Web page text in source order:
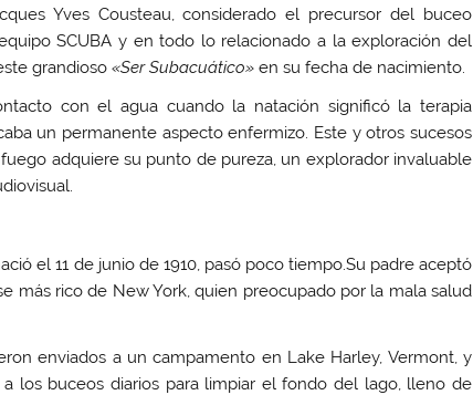
Yves Cousteau, considerado el precursor del buceo
SCUBA y en todo lo relacionado a la exploración del
grandioso«Ser Subacuático» en su fecha de nacimiento.
con el agua cuando la natación significó la terapia
un permanente aspecto enfermizo. Este y otros sucesos
adquiere su punto de pureza, un explorador invaluable
el 11 de junio de 1910, pasó poco tiempo.Su padre aceptó
más rico de New York, quien preocupado por la mala salud
enviados a un campamento en Lake Harley, Vermont, y
los buceos diarios para limpiar el fondo del lago, lleno de